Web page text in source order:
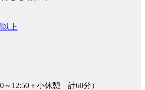
上
～12:50＋小休憩 計60分）